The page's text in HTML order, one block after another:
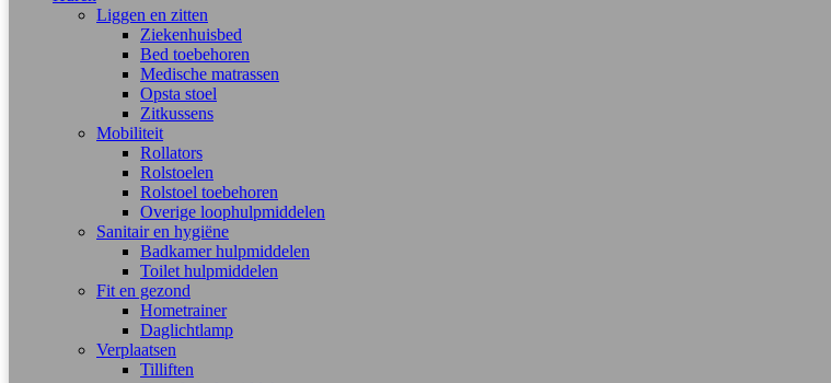
Liggen en zitten
Ziekenhuisbed
Bed toebehoren
Medische matrassen
Opsta stoel
Zitkussens
Mobiliteit
Rollators
Rolstoelen
Rolstoel toebehoren
Overige loophulpmiddelen
Sanitair en hygiëne
Badkamer hulpmiddelen
Toilet hulpmiddelen
Fit en gezond
Hometrainer
Daglichtlamp
Verplaatsen
Tilliften